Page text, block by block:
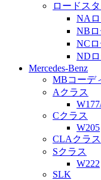
ロードス
NA
NB
NC
ND
Mercedes-Benz
MBコーデ
Aクラス
Cクラス
W205
CLAクラス
Sクラス
W222
SLK